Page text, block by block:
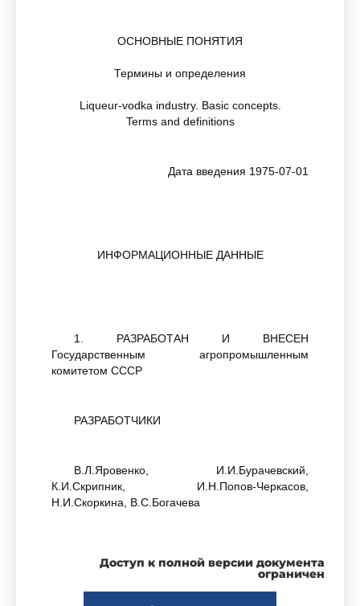
ОСНОВНЫЕ ПОНЯТИЯ
Термины и определения
Liqueur-vodka industry. Basic concepts.
Terms and definitions
Дата введения 1975-07-01
ИНФОРМАЦИОННЫЕ ДАННЫЕ
1. РАЗРАБОТАН И ВНЕСЕН
Государственным агропромышленным
комитетом СССР
РАЗРАБОТЧИКИ
В.Л.Яровенко, И.И.Бурачевский,
К.И.Скрипник, И.Н.Попов-Черкасов,
Н.И.Скоркина, B.C.Богачева
Постановлением Государственного комитета
стандартов Совета Министров СССР от
Доступ к полной версии документа
ограничен